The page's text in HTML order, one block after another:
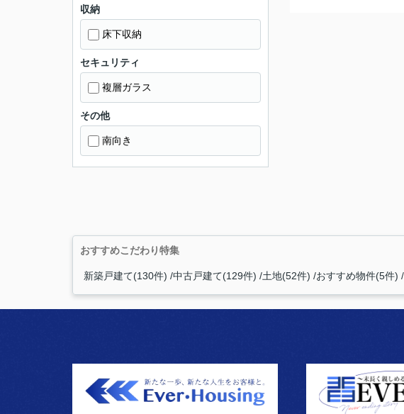
収納
床下収納
セキュリティ
複層ガラス
その他
南向き
おすすめこだわり特集
新築戸建て(130件) 中古戸建て(129件) 土地(52件) おすすめ物件(5件)